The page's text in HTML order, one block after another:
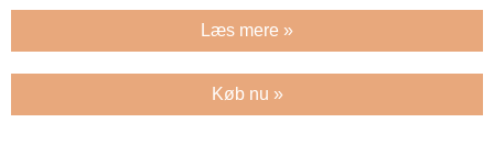
Læs mere »
Køb nu »